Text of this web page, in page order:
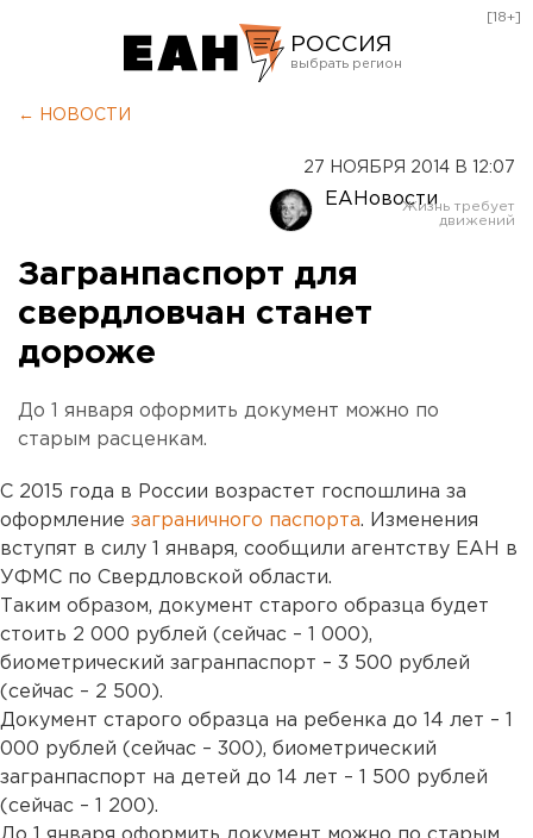
РОССИЯ
Оренбург
[18+]
← НОВОСТИ
27 НОЯБРЯ 2014 В 12:07
ЕАНовости
Загранпаспорт для
свердловчан станет
дороже
До 1 января оформить документ можно по
старым расценкам.
С 2015 года в России возрастет госпошлина за
оформление заграничного паспорта. Изменения
вступят в силу 1 января, сообщили агентству ЕАН в
УФМС по Свердловской области.
Таким образом, документ старого образца будет
стоить 2 000 рублей (сейчас – 1 000),
биометрический загранпаспорт – 3 500 рублей
(сейчас – 2 500).
Документ старого образца на ребенка до 14 лет – 1
000 рублей (сейчас – 300), биометрический
загранпаспорт на детей до 14 лет – 1 500 рублей
(сейчас – 1 200).